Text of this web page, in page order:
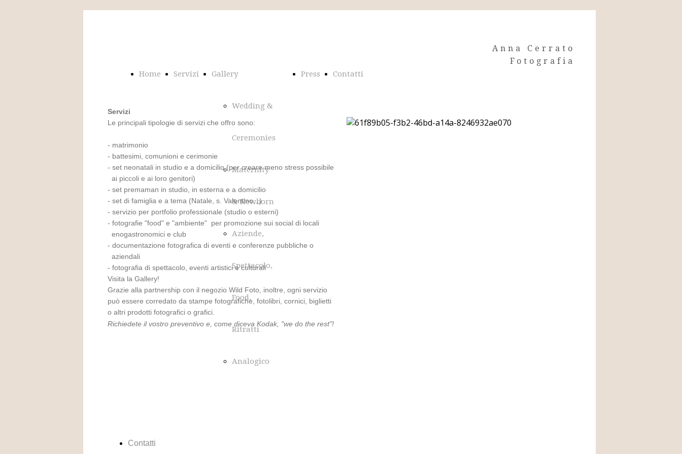
Anna Cerrato
Fotografia
Home Servizi Gallery
Wedding &
Ceremonies
Maternity
& Newborn
Aziende,
Spettacolo,
Food,
Ritratti
Analogico
Press Contatti
Servizi
Le principali tipologie di servizi che offro sono:
- matrimonio
- battesimi, comunioni e cerimonie
- set neonatali in studio e a domicilio (per creare meno stress possibile
ai piccoli e ai loro genitori)
- set premaman in studio, in esterna e a domicilio
- set di famiglia e a tema (Natale, s. Valentino...)
- servizio per portfolio professionale (studio o esterni)
- fotografie "food" e "ambiente" per promozione sui social di locali
enogastronomici e club
- documentazione fotografica di eventi e conferenze pubbliche o
aziendali
- fotografia di spettacolo, eventi artistici e culturali
Visita la Gallery!
Grazie alla partnership con il negozio Wild Foto, inoltre, ogni servizio
può essere corredato da stampe fotografiche, fotolibri, cornici, biglietti
o altri prodotti fotografici o grafici.
Richiedete il vostro preventivo e, come diceva Kodak, "we do the rest"!
Contatti